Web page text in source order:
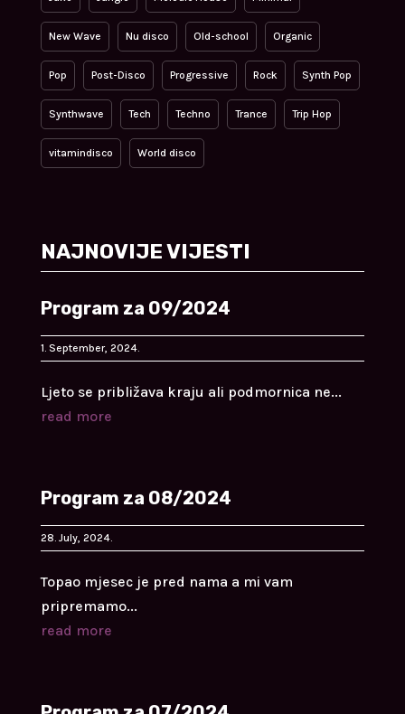
New Wave Nu disco Old-school Organic
Pop Post-Disco Progressive Rock Synth Pop
Synthwave Tech Techno Trance Trip Hop
vitamindisco World disco
NAJNOVIJE VIJESTI
Program za 09/2024
1. September, 2024.
Ljeto se približava kraju ali podmornica ne...
read more
Program za 08/2024
28. July, 2024.
Topao mjesec je pred nama a mi vam
pripremamo...
read more